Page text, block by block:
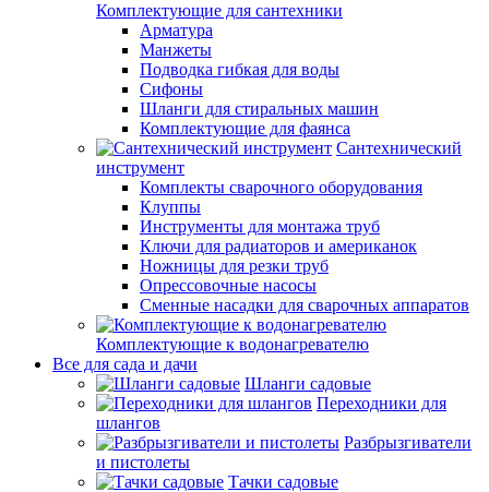
Комплектующие для сантехники
Арматура
Манжеты
Подводка гибкая для воды
Сифоны
Шланги для стиральных машин
Комплектующие для фаянса
Сантехнический
инструмент
Комплекты сварочного оборудования
Клуппы
Инструменты для монтажа труб
Ключи для радиаторов и американок
Ножницы для резки труб
Опрессовочные насосы
Сменные насадки для сварочных аппаратов
Комплектующие к водонагревателю
Все для сада и дачи
Шланги садовые
Переходники для
шлангов
Разбрызгиватели
и пистолеты
Тачки садовые